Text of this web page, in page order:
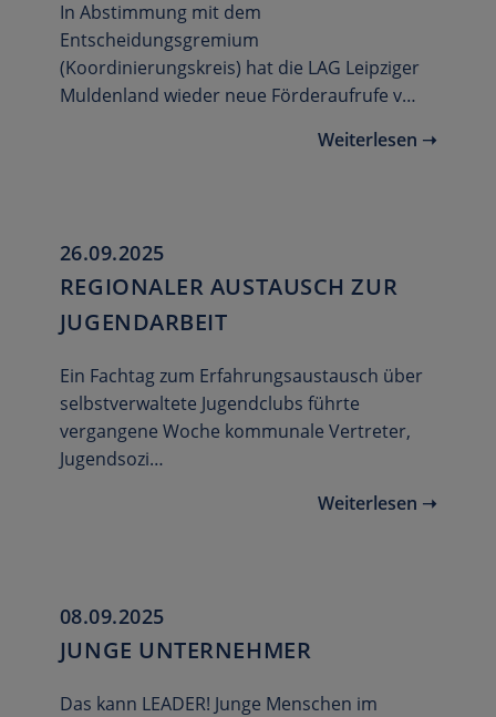
In Abstimmung mit dem
Entscheidungsgremium
(Koordinierungskreis) hat die LAG Leipziger
Muldenland wieder neue Förderaufrufe v…
Weiterlesen ➝
26.09.2025
REGIONALER AUSTAUSCH ZUR
JUGENDARBEIT
Ein Fachtag zum Erfahrungsaustausch über
selbstverwaltete Jugendclubs führte
vergangene Woche kommunale Vertreter,
Jugendsozi…
Weiterlesen ➝
08.09.2025
JUNGE UNTERNEHMER
Das kann LEADER! Junge Menschen im